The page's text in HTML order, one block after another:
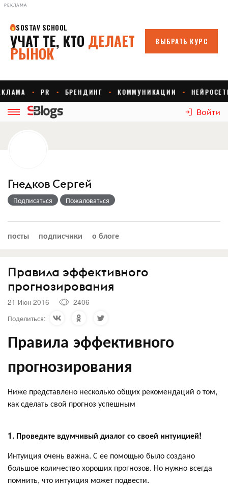
РЕКЛАМА
Войти
Гнедков Сергей
Подписаться Пожаловаться
посты подписчики о блоге
Правила эффективного
прогнозирования
21 Июн 2016
2406
Поделиться:
Правила эффективного
прогнозирования
Ниже представлено несколько общих рекомендаций о том,
как сделать свой прогноз успешным
1. Проведите вдумчивый диалог со своей интуицией!
Интуиция очень важна. С ее помощью было создано
большое количество хороших прогнозов. Но нужно всегда
помнить, что интуиция может подвести.